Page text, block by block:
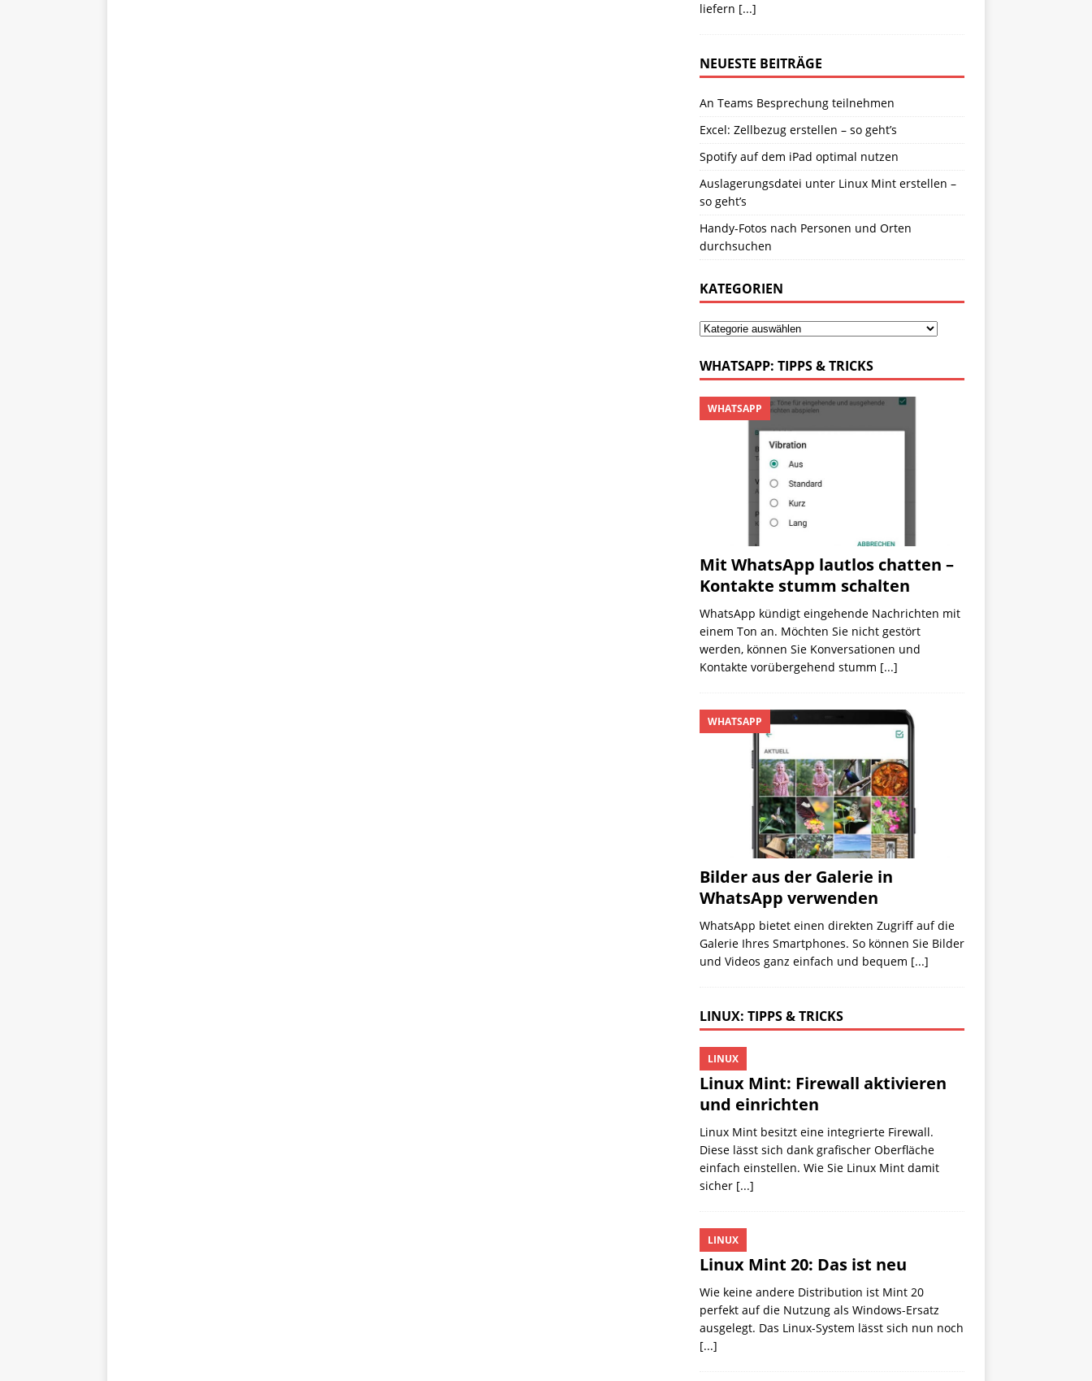
liefern [...]
NEUESTE BEITRÄGE
An Teams Besprechung teilnehmen
Excel: Zellbezug erstellen – so geht’s
Spotify auf dem iPad optimal nutzen
Auslagerungsdatei unter Linux Mint erstellen –
so geht’s
Handy-Fotos nach Personen und Orten
durchsuchen
KATEGORIEN
WHATSAPP: TIPPS & TRICKS
Mit WhatsApp lautlos chatten –
Kontakte stumm schalten
WHATSAPP
WhatsApp kündigt eingehende Nachrichten mit
einem Ton an. Möchten Sie nicht gestört
werden, können Sie Konversationen und
Kontakte vorübergehend stumm [...]
Bilder aus der Galerie in
WhatsApp verwenden
WHATSAPP
WhatsApp bietet einen direkten Zugriff auf die
Galerie Ihres Smartphones. So können Sie Bilder
und Videos ganz einfach und bequem [...]
LINUX: TIPPS & TRICKS
Linux Mint: Firewall aktivieren
und einrichten
LINUX
Linux Mint besitzt eine integrierte Firewall.
Diese lässt sich dank grafischer Oberfläche
einfach einstellen. Wie Sie Linux Mint damit
sicher [...]
Linux Mint 20: Das ist neu
LINUX
Wie keine andere Distribution ist Mint 20
perfekt auf die Nutzung als Windows-Ersatz
ausgelegt. Das Linux-System lässt sich nun noch
[...]